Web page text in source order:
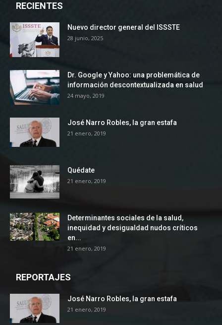
RECIENTES
Nuevo director general del ISSSTE
28 junio, 2025
Dr. Google y Yahoo: una problemática de
información descontextualizada en salud
24 mayo, 2019
José Narro Robles, la gran estafa
21 enero, 2019
Quédate
21 enero, 2019
Determinantes sociales de la salud,
inequidad y desigualdad nudos críticos
en...
21 enero, 2019
REPORTAJES
José Narro Robles, la gran estafa
21 enero, 2019